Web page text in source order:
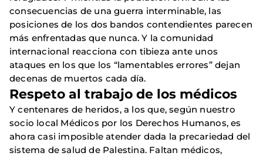
consecuencias de una guerra interminable, las
posiciones de los dos bandos contendientes parecen
más enfrentadas que nunca. Y la comunidad
internacional reacciona con tibieza ante unos
ataques en los que los “lamentables errores” dejan
decenas de muertos cada día.
Respeto al trabajo de los médicos
Y centenares de heridos, a los que, según nuestro
socio local Médicos por los Derechos Humanos, es
ahora casi imposible atender dada la precariedad del
sistema de salud de Palestina. Faltan médicos,